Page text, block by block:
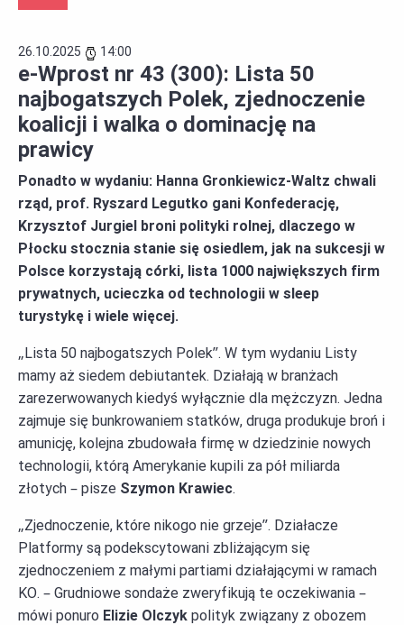
26.10.2025 14:00
e-Wprost nr 43 (300): Lista 50
najbogatszych Polek, zjednoczenie
koalicji i walka o dominację na
prawicy
Ponadto w wydaniu: Hanna Gronkiewicz-Waltz chwali
rząd, prof. Ryszard Legutko gani Konfederację,
Krzysztof Jurgiel broni polityki rolnej, dlaczego w
Płocku stocznia stanie się osiedlem, jak na sukcesji w
Polsce korzystają córki, lista 1000 największych firm
prywatnych, ucieczka od technologii w sleep
turystykę i wiele więcej.
„Lista 50 najbogatszych Polek”. W tym wydaniu Listy
mamy aż siedem debiutantek. Działają w branżach
zarezerwowanych kiedyś wyłącznie dla mężczyzn. Jedna
zajmuje się bunkrowaniem statków, druga produkuje broń i
amunicję, kolejna zbudowała firmę w dziedzinie nowych
technologii, którą Amerykanie kupili za pół miliarda
złotych – pisze Szymon Krawiec.
„Zjednoczenie, które nikogo nie grzeje”. Działacze
Platformy są podekscytowani zbliżającym się
zjednoczeniem z małymi partiami działającymi w ramach
KO. – Grudniowe sondaże zweryfikują te oczekiwania –
mówi ponuro Elizie Olczyk polityk związany z obozem